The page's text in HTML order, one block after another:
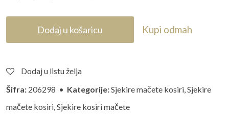
Dodaj u košaricu Kupi odmah
Dodaj u listu želja
Šifra: 206298 • Kategorije:Sjekire mačete kosiri Sjekire
mačete kosiri Sjekire kosiri mačete